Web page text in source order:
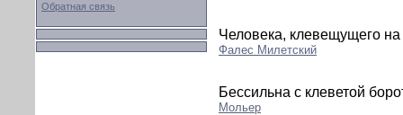
Обратная связь
Человека, клевещущего на
Фалес Милетский
Бессильна с клеветой
Мольер